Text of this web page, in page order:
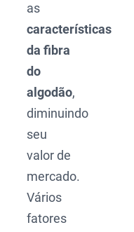
as
características
da fibra
do
algodão,
diminuindo
seu
valor de
mercado.
Vários
fatores